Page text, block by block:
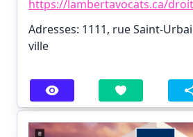
https://lambertavocats.ca/
Adresses: 1111, rue Saint-
ville